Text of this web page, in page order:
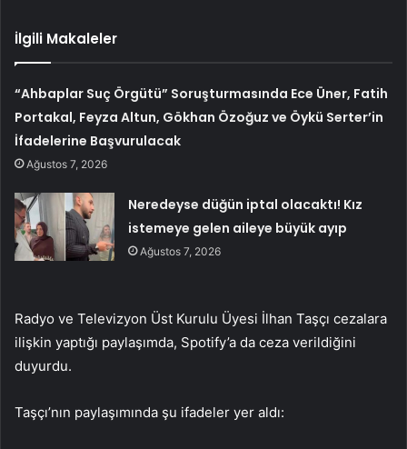
İlgili Makaleler
“Ahbaplar Suç Örgütü” Soruşturmasında Ece Üner, Fatih
Portakal, Feyza Altun, Gökhan Özoğuz ve Öykü Serter’in
İfadelerine Başvurulacak
Ağustos 7, 2026
Neredeyse düğün iptal olacaktı! Kız
istemeye gelen aileye büyük ayıp
Ağustos 7, 2026
Radyo ve Televizyon Üst Kurulu Üyesi İlhan Taşçı cezalara
ilişkin yaptığı paylaşımda, Spotify’a da ceza verildiğini
duyurdu.
Taşçı’nın paylaşımında şu ifadeler yer aldı: